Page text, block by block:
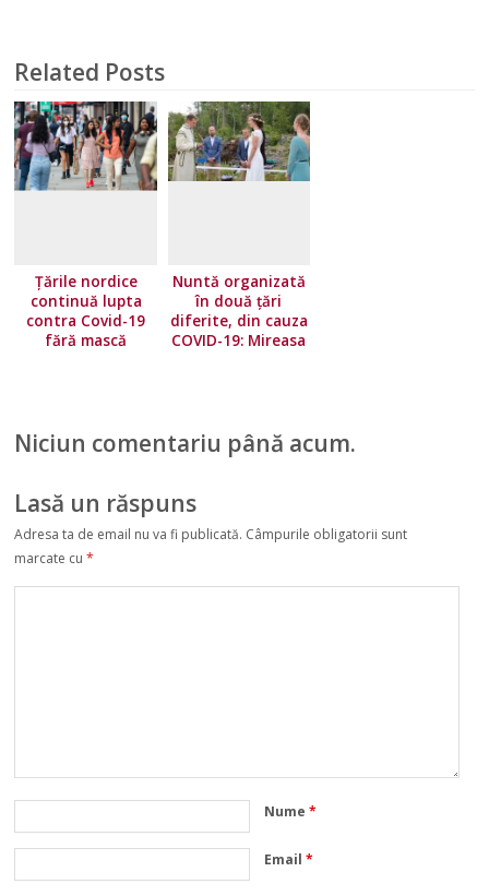
Related Posts
Țările nordice
continuă lupta
contra Covid-19
fără mască
Nuntă organizată
în două țări
diferite, din cauza
COVID-19: Mireasa
Niciun comentariu până acum.
Lasă un răspuns
Adresa ta de email nu va fi publicată. Câmpurile obligatorii sunt
marcate cu*
Nume*
Email*